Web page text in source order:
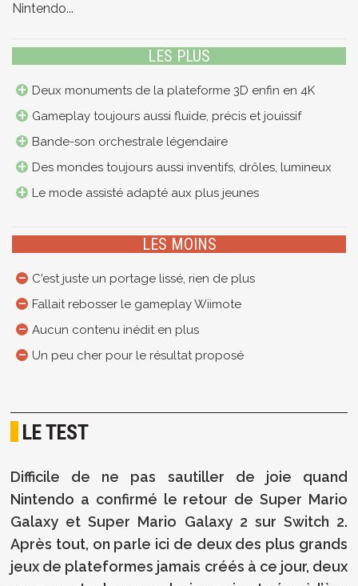
Nintendo...
LES PLUS
Deux monuments de la plateforme 3D enfin en 4K
Gameplay toujours aussi fluide, précis et jouissif
Bande-son orchestrale légendaire
Des mondes toujours aussi inventifs, drôles, lumineux
Le mode assisté adapté aux plus jeunes
LES MOINS
C'est juste un portage lissé, rien de plus
Fallait rebosser le gameplay Wiimote
Aucun contenu inédit en plus
Un peu cher pour le résultat proposé
LE TEST
Difficile de ne pas sautiller de joie quand
Nintendo a confirmé le retour de Super Mario
Galaxy et Super Mario Galaxy 2 sur Switch 2.
Après tout, on parle ici de deux des plus grands
jeux de plateformes jamais créés à ce jour, deux